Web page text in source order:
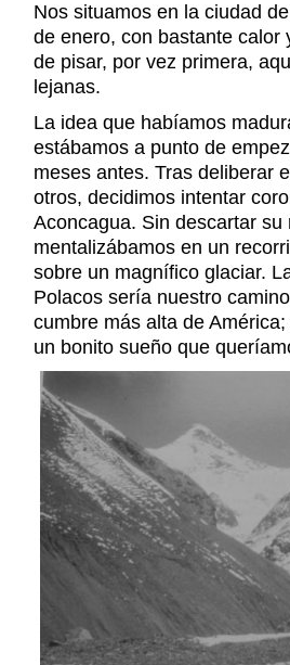
Nos situamos en la ciudad
de enero, con bastante calor
de pisar, por vez primera,
lejanas.
La idea que habíamos
estábamos a punto de
meses antes. Tras deliberar
otros, decidimos intentar
Aconcagua. Sin descartar su
mentalizábamos en un
sobre un magnífico glaciar.
Polacos sería nuestro
cumbre más alta de
un bonito sueño que